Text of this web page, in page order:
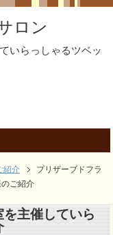
ロン
いらっしゃるツベッ
紹介
プリザーブドフラ
ご紹介
主催していら